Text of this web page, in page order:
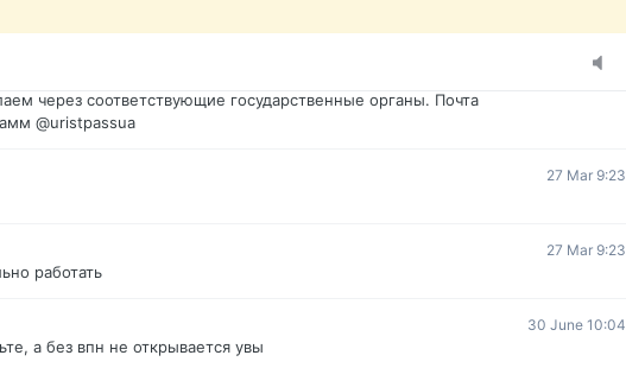
в оформлении документов, то мы поможем Вам! Паспорт гражданина
идентификационный код инн, гражданство Украины, вид на жительство,
через соответствующие государственные органы. Почта
@uristpassua
27 Mar 9:23
27 Mar 9:23
работать
30 June 10:04
а без впн не открывается увы